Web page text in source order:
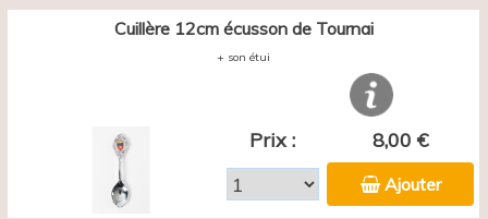
Cuillère 12cm écusson de Tournai
+ son étui
Prix : 8,00 €
Ajouter